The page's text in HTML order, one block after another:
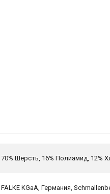
70% Шерсть, 16% Полиамид, 12%
FALKE KGaA, Германия,